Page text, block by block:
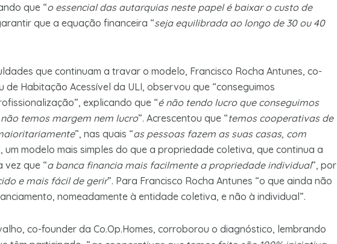
que “o essencial das autarquias neste papel é baixar o custo de
que a equação financeira “seja equilibrada ao longo de 30 ou 40
que continuam a travar o modelo, Francisco Rocha Antunes, co-
de Habitação Acessível da ULI, observou que “conseguimos
explicando que “é não tendo lucro que conseguimos
temos margem nem lucro”. Acrescentou que “temos cooperativas de
”, nas quais “as pessoas fazem as suas casas, com
um modelo mais simples do que a propriedade coletiva, que continua a
vez que “a banca financia mais facilmente a propriedade individual”, por
e mais fácil de gerir”. Para Francisco Rocha Antunes “o que ainda não
nomeadamente à entidade coletiva, e não à individual”.
co-founder da Co.Op.Homes, corroborou o diagnóstico, lembrando